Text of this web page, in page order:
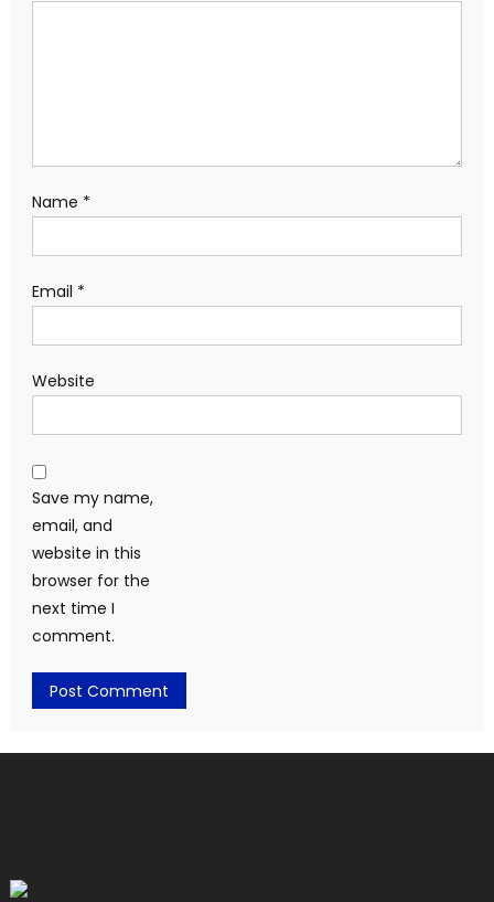
Name *
Email *
Website
Save my name,
email, and
website in this
browser for the
next time I
comment.